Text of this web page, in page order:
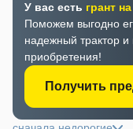
У вас есть грант
Поможем выгодно
надежный трактор
приобретения!
Получить